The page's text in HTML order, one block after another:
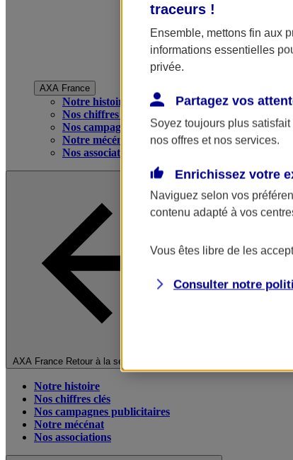
AXA France
Notre histoire
Nos chiffres clés
Nos campagnes publicitaires
Notre mécénat
Nos associations
AXA France Retour à la section précédente
Notre histoire
Nos chiffres clés
Nos campagnes publicitaires
Notre mécénat
Nos associations
traceurs !
Ensemble, mettons fin aux
informations essentielles
privée.
Partagez vos
Soyez toujours plus
nos offres et nos services.
Enrichissez votre
Naviguez selon vos
contenu adapté à vos
Vous êtes libre de les
Consulter notre